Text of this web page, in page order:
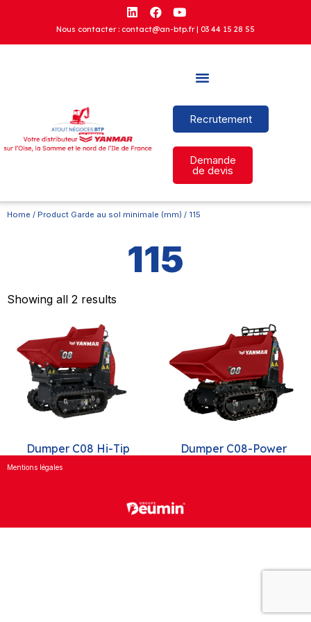
Nous contacter : contact@an-btp.fr | 03 44 15 28 55
Recrutement
Demande
de devis
Home / Product Garde au sol minimale (mm) / 115
115
Showing all 2 results
Dumper C08 Hi-Tip Dumper C08-Power
Mentions légales